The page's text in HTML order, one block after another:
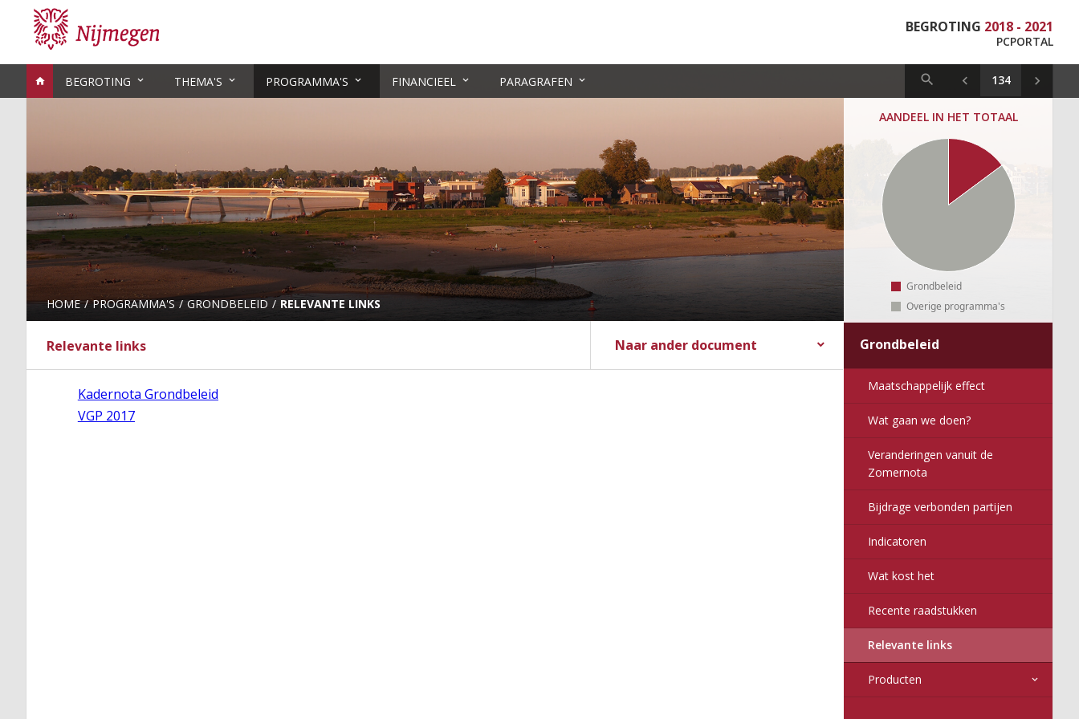
BEGROTING 2018 - 2021
PCPORTAL
BEGROTING THEMA'S PROGRAMMA'S FINANCIEEL PARAGRAFEN
HOME PROGRAMMA'S GRONDBELEID RELEVANTE LINKS
AANDEEL IN HET TOTAAL
Grondbeleid
Overige programma's
Grondbeleid
Maatschappelijk effect
Wat gaan we doen?
Veranderingen vanuit de
Zomernota
Bijdrage verbonden partijen
Indicatoren
Wat kost het
Recente raadstukken
Relevante links
Producten
Naar ander document
Relevante links
Kadernota Grondbeleid
VGP 2017